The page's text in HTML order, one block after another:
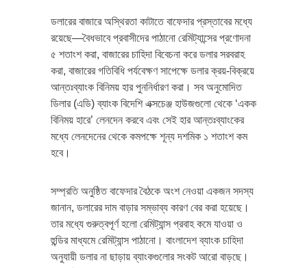
ডলারের বাজারে অস্থিরতা কাটাতে বাফেদার প্রস্তাবের মধ্যে
রয়েছে—বৈধভাবে প্রবাসীদের পাঠানো রেমিট্যান্সের প্রণোদনা
৫ শতাংশ করা, বাজারের চাহিদা বিবেচনা করে ডলার সরবরাহ
করা, বাজারের গতিবিধি পর্যবেক্ষণ সাপেক্ষে ডলার ক্রয়-বিক্রয়ে
আন্তঃব্যাংক বিনিময় হার পুননির্ধারণ করা। সব অনুমোদিত
ডিলার (এডি) ব্যাংক বিদেশি এক্সচেঞ্জ হাউজগুলো থেকে ‘একক
বিনিময় হারে’ লেনদেন করবে এবং সেই হার আন্তঃব্যাংকের
মধ্যে লেনদেনের থেকে কমপক্ষে শূন্য দশমিক ১ শতাংশ কম
হবে।
সম্প্রতি অনুষ্ঠিত বাফেদার বৈঠকে অংশ নেওয়া একজন সদস্য
জানান, ডলারের দাম বাড়ার সম্ভাব্য কারণ বের করা হয়েছে।
তার মধ্যে গুরুত্বপূর্ণ হলো রেমিট্যান্স প্রবাহ কমে যাওয়া ও
হুন্ডির মাধ্যমে রেমিট্যান্স পাঠানো। বাংলাদেশ ব্যাংক চাহিদা
অনুযায়ী ডলার না ছাড়ায় ব্যাংকগুলোর সংকট আরো বাড়ছে।